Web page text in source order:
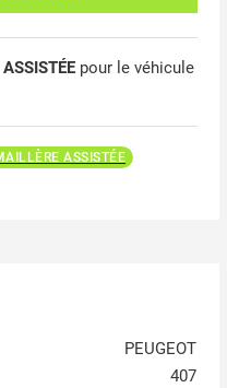
pour le véhicule
ASSISTÉE
PEUGEOT
407